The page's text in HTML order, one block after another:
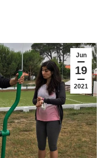
Jun
19
2021